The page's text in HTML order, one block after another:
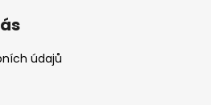
údajů